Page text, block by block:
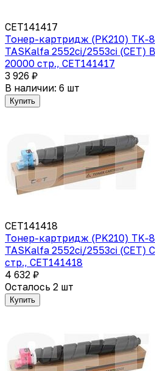
CET141417
Тонер-картридж (PK210) TK-
TASKalfa 2552ci/2553ci (CET)
20000 стр., CET141417
3 926 ₽
В наличии: 6 шт
Купить
CET141418
Тонер-картридж (PK210) TK-
TASKalfa 2552ci/2553ci (CET)
стр., CET141418
4 632 ₽
Осталось 2 шт
Купить